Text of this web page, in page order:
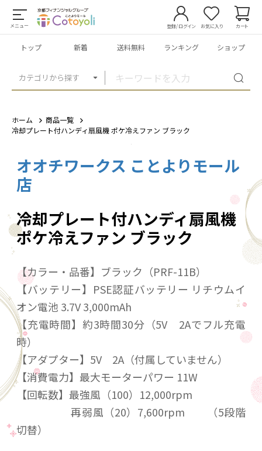
メニュー
カテゴリから探す
登録/ログイン お気に入り カート
トップ 新着 送料無料 ランキング ショップ
ホーム
商品一覧
冷却プレート付ハンディ扇風機 ポケ冷えファン ブラック
1
オオチワークス ことよりモール
店
冷却プレート付ハンディ扇風機
ポケ冷えファン ブラック
【カラー・品番】ブラック（PRF-11B）
【バッテリー】PSE認証バッテリー リチウムイ
オン電池 3.7V 3,000mAh
【充電時間】約3時間30分（5V 2Aでフル充電
時）
【アダプター】5V 2A（付属していません）
【消費電力】最大モーターパワー 11W
【回転数】最強風（100）12,000rpm
再弱風（20）7,600rpm （5段階
切替）